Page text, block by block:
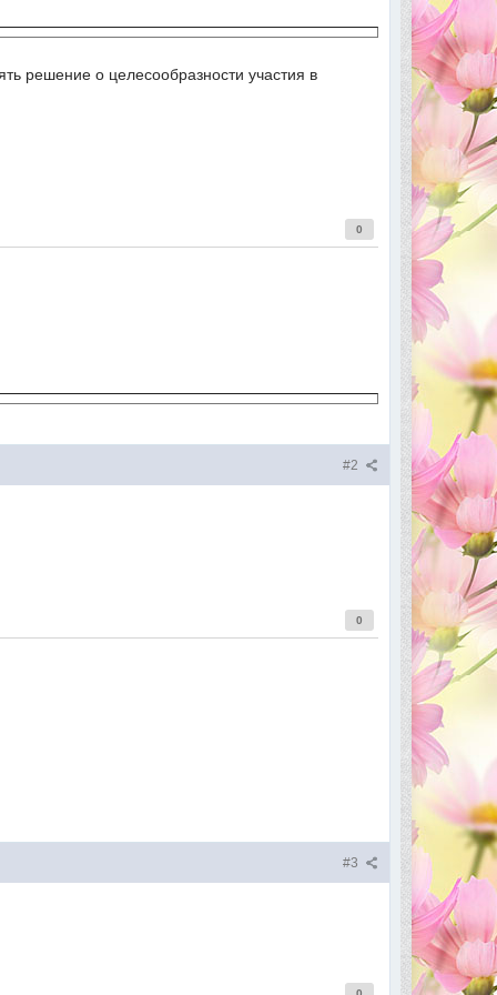
решение о целесообразности участия в
0
#2
0
#3